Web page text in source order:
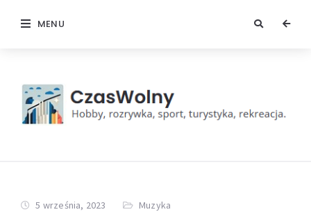
MENU
5 września, 2023 Muzyka